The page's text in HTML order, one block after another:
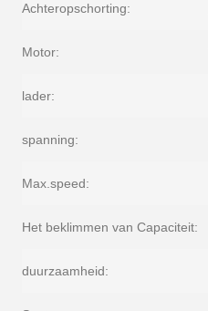
Achteropschorting:
Motor:
lader:
spanning:
Max.speed:
Het beklimmen van Capaciteit:
duurzaamheid: